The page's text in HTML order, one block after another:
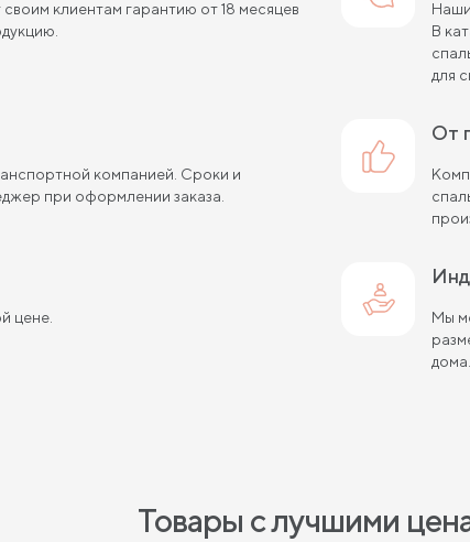
клиентам гарантию от 18 месяцев
В
для
компанией. Сроки и
при оформлении заказа.
цене.
Мы
дома.
Товары с лучшими